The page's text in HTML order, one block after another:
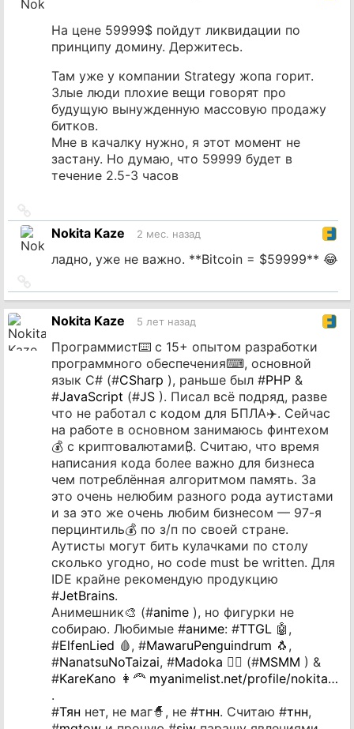
На цене 59999$ пойдут ликвидации по
принципу домину. Держитесь.
Там уже у компании Strategy жопа горит.
Злые люди плохие вещи говорят про
будущую вынужденную массовую продажу
битков.
Мне в качалку нужно, я этот момент не
застану. Но думаю, что 59999 будет в
течение 2.5-3 часов
на
источник
Nokita Kaze 2 мес. назад
ладно, уже не важно. **Bitcoin = $59999** 😂
на
источник
Nokita Kaze 5 лет назад
Программист⌨️ с 15+ опытом разработки
программного обеспечения⌨, основной
язык C# (#CSharp ), раньше был #PHP &
#JavaScript (#JS ). Писал всё подряд, разве
что не работал с кодом для БПЛА✈️. Сейчас
на работе в основном занимаюсь финтехом
💰 с криптовалютами₿. Считаю, что время
написания кода более важно для бизнеса
чем потреблённая алгоритмом память. За
это очень нелюбим разного рода аутистами
и за это же очень любим бизнесом — 97-я
перцинтиль💰 по з/п по своей стране.
Аутисты могут бить кулачками по столу
сколько угодно, но code must be written. Для
IDE крайне рекомендую продукцию
#JetBrains.
Анимешник🎨 (#anime ), но фигурки не
собираю. Любимые #аниме: #TTGL 🤖,
#ElfenLied 🩸, #MawaruPenguindrum 🐧,
#NanatsuNoTaizai, #Madoka 🧙‍♂️ (#MSMM ) &
#KareKano 👩‍🦰 myanimelist.net/profile/nokita…
.
#Тян нет, не маг🧙, не #тнн. Считаю #тнн,